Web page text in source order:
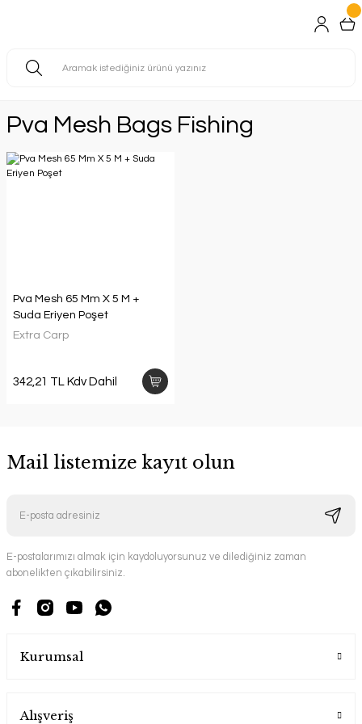
Pva Mesh Bags Fishing
Pva Mesh 65 Mm X 5 M +
Suda Eriyen Poşet
Extra Carp
342,21 TL Kdv Dahil
Mail listemize kayıt olun
E-postalarımızı almak için kaydoluyorsunuz ve dilediğiniz zaman
abonelikten çıkabilirsiniz.
Kurumsal
Alışveriş